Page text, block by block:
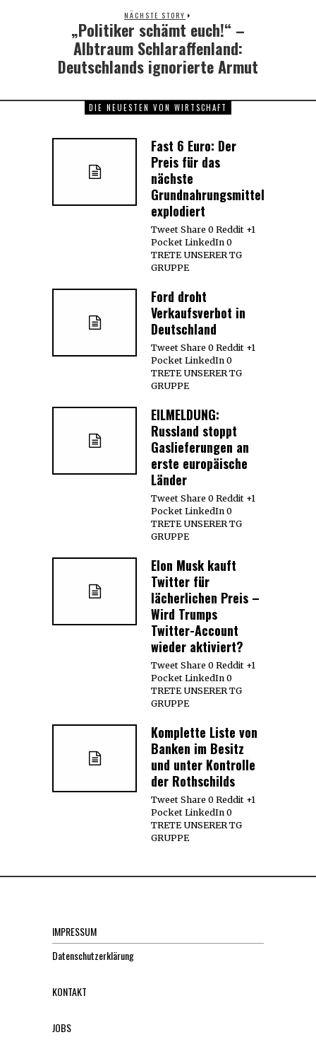
NÄCHSTE STORY
Next
post:
„Politiker schämt euch!“ –
Albtraum Schlaraffenland:
Deutschlands ignorierte Armut
DIE NEUESTEN VON WIRTSCHAFT
Fast 6 Euro: Der
Preis für das
nächste
Grundnahrungsmittel
explodiert
Tweet Share 0 Reddit +1
Pocket LinkedIn 0
TRETE UNSERER TG
GRUPPE
Ford droht
Verkaufsverbot in
Deutschland
Tweet Share 0 Reddit +1
Pocket LinkedIn 0
TRETE UNSERER TG
GRUPPE
EILMELDUNG:
Russland stoppt
Gaslieferungen an
erste europäische
Länder
Tweet Share 0 Reddit +1
Pocket LinkedIn 0
TRETE UNSERER TG
GRUPPE
Elon Musk kauft
Twitter für
lächerlichen Preis –
Wird Trumps
Twitter-Account
wieder aktiviert?
Tweet Share 0 Reddit +1
Pocket LinkedIn 0
TRETE UNSERER TG
GRUPPE
Komplette Liste von
Banken im Besitz
und unter Kontrolle
der Rothschilds
Tweet Share 0 Reddit +1
Pocket LinkedIn 0
TRETE UNSERER TG
GRUPPE
IMPRESSUM
Datenschutzerklärung
KONTAKT
JOBS